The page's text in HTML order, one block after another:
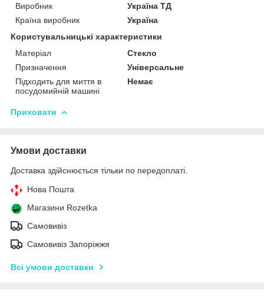
Виробник
Україна ТД
Країна виробник
Україна
Користувальницькі характеристики
Матеріал
Стекло
Призначення
Універсальне
Підходить для миття в
посудомийній машині
Немає
Приховати
Умови доставки
Доставка здійснюється тільки по передоплаті.
Нова Пошта
Магазини Rozetka
Самовивіз
Самовивіз Запоріжжя
Всі умови доставки